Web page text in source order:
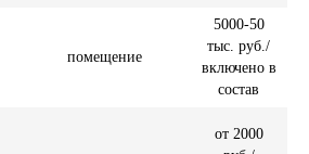
помещение
5000-50
тыс. руб./
включено в
состав
от 2000